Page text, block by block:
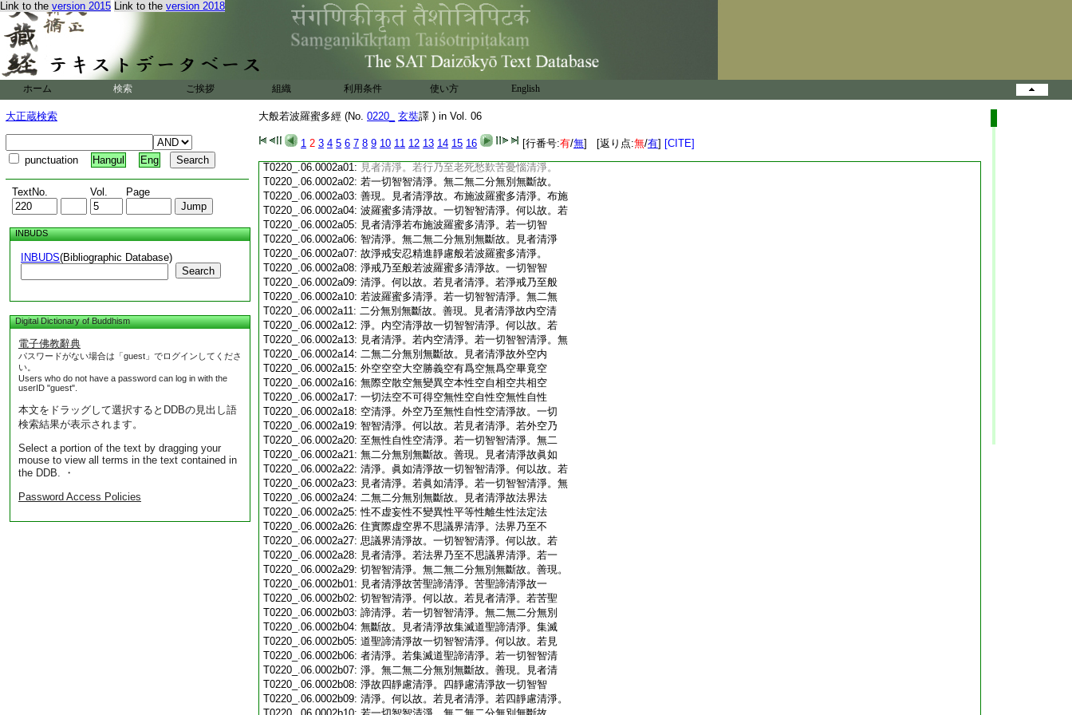
Link to the version 2015 Link to the version 2018
ホーム 検索 ご挨拶 組織 利用条件 使い方 English
大正蔵検索
punctuation Hangul Eng
TextNo. Vol. Page
INBUDS
INBUDS(Bibliographic Database)
Search
Digital Dictionary of Buddhism
電子佛教辭典
パスワードがない場合は「guest」でログインしてくださ
い。
Users who do not have a password can log in with the
userID "guest".
本文をドラッグして選択するとDDBの見出し語
検索結果が表示されます。
Select a portion of the text by dragging your
mouse to view all terms in the text contained in
the DDB. ・
Password Access Policies
大般若波羅蜜多經 (No. 0220_ 玄奘譯 ) in Vol. 06
1 2 3 4 5 6 7 8 9 10 11 12 13 14 15 16 [行番号:有/無] [返り点:無/有] [CITE]
T0220_.06.0001c19:地界清淨。若一切智智清淨。無二無二分無
T0220_.06.0001c20: 別無斷故。見者清淨故水火風空識界清淨。
T0220_.06.0001c21:水火風空識界清淨故一切智智清淨。何以
T0220_.06.0001c22:
故。若見者清淨。若水火風空識界清淨。若
一切智智清淨。無二無二分無別無斷故。善
T0220_.06.0001c24:現。見者清淨故。無明清淨。無明清淨故。一
T0220_.06.0001c25:切智智清淨。何以故。若見者清淨。若無明
T0220_.06.0001c26:
清淨。若一切智智清淨。無二無二分無別無
T0220_.06.0001c27:
斷故。見者清淨故行識名色六處觸受愛取
T0220_.06.0001c28: 有生老死愁歎苦憂惱清淨。行乃至老死愁
歎苦憂惱清淨故。一切智智清淨。何以故。若
T0220_.06.0002a01: 見者清淨。若行乃至老死愁歎苦憂惱清淨。
T0220_.06.0002a02: 若一切智智清淨。無二無二分無別無斷故。
T0220_.06.0002a03: 善現。見者清淨故。布施波羅蜜多清淨。布施
T0220_.06.0002a04: 波羅蜜多清淨故。一切智智清淨。何以故。若
T0220_.06.0002a05: 見者清淨若布施波羅蜜多清淨。若一切智
T0220_.06.0002a06: 智清淨。無二無二分無別無斷故。見者清淨
T0220_.06.0002a07: 故淨戒安忍精進靜慮般若波羅蜜多清淨。
T0220_.06.0002a08: 淨戒乃至般若波羅蜜多清淨故。一切智智
T0220_.06.0002a09: 清淨。何以故。若見者清淨。若淨戒乃至般
T0220_.06.0002a10: 若波羅蜜多清淨。若一切智智清淨。無二無
T0220_.06.0002a11: 二分無別無斷故。善現。見者清淨故内空清
T0220_.06.0002a12: 淨。内空清淨故一切智智清淨。何以故。若
T0220_.06.0002a13: 見者清淨。若内空清淨。若一切智智清淨。無
T0220_.06.0002a14: 二無二分無別無斷故。見者清淨故外空内
T0220_.06.0002a15: 外空空空大空勝義空有爲空無爲空畢竟空
T0220_.06.0002a16: 無際空散空無變異空本性空自相空共相空
T0220_.06.0002a17: 一切法空不可得空無性空自性空無性自性
T0220_.06.0002a18: 空清淨。外空乃至無性自性空清淨故。一切
T0220_.06.0002a19: 智智清淨。何以故。若見者清淨。若外空乃
T0220_.06.0002a20: 至無性自性空清淨。若一切智智清淨。無二
T0220_.06.0002a21: 無二分無別無斷故。善現。見者清淨故眞如
T0220_.06.0002a22: 清淨。眞如清淨故一切智智清淨。何以故。若
T0220_.06.0002a23: 見者清淨。若眞如清淨。若一切智智清淨。無
T0220_.06.0002a24: 二無二分無別無斷故。見者清淨故法界法
T0220_.06.0002a25:性不虚妄性不變異性平等性離生性法定法
T0220_.06.0002a26: 住實際虚空界不思議界清淨。法界乃至不
T0220_.06.0002a27: 思議界清淨故。一切智智清淨。何以故。若
T0220_.06.0002a28: 見者清淨。若法界乃至不思議界清淨。若一
T0220_.06.0002a29: 切智智清淨。無二無二分無別無斷故。善現。
T0220_.06.0002b01: 見者清淨故苦聖諦清淨。苦聖諦清淨故一
T0220_.06.0002b02: 切智智清淨。何以故。若見者清淨。若苦聖
T0220_.06.0002b03: 諦清淨。若一切智智清淨。無二無二分無別
T0220_.06.0002b04: 無斷故。見者清淨故集滅道聖諦清淨。集滅
T0220_.06.0002b05: 道聖諦清淨故一切智智清淨。何以故。若見
T0220_.06.0002b06: 者清淨。若集滅道聖諦清淨。若一切智智清
T0220_.06.0002b07: 淨。無二無二分無別無斷故。善現。見者清
T0220_.06.0002b08: 淨故四靜慮清淨。四靜慮清淨故一切智智
T0220_.06.0002b09: 清淨。何以故。若見者清淨。若四靜慮清淨。